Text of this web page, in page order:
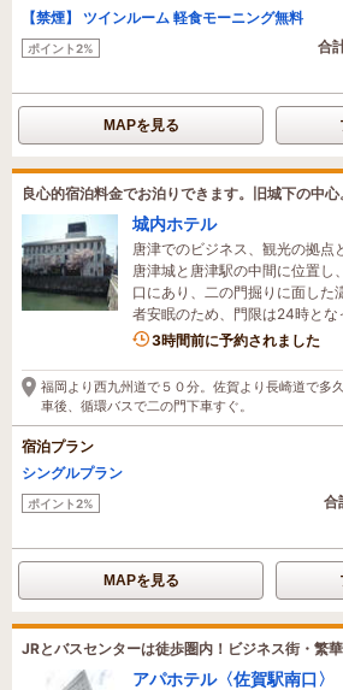
【禁煙】 ツインルーム 軽食モーニング無料
ポイント2% 合
MAPを見る
良心的宿泊料金でお泊りできます。旧城下の中心
城内ホテル
唐津でのビジネス、観光の拠点
唐津城と唐津駅の中間に位置し
口にあり、二の門掘りに面した
者安眠のため、門限は24時とな
3時間前に予約されました
福岡より西九州道で５０分。佐賀より長崎道で多
車後、循環バスで二の門下車すぐ。
宿泊プラン
シングルプラン
ポイント2% 合
MAPを見る
JRとバスセンターは徒歩圏内！ビジネス街・繁華
アパホテル〈佐賀駅南口〉